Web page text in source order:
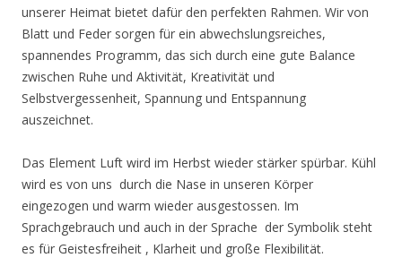
unserer Heimat bietet dafür den perfekten Rahmen. Wir von
Blatt und Feder sorgen für ein abwechslungsreiches,
spannendes Programm, das sich durch eine gute Balance
zwischen Ruhe und Aktivität, Kreativität und
Selbstvergessenheit, Spannung und Entspannung
auszeichnet.
Das Element Luft wird im Herbst wieder stärker spürbar. Kühl
wird es von uns durch die Nase in unseren Körper
eingezogen und warm wieder ausgestossen. Im
Sprachgebrauch und auch in der Sprache der Symbolik steht
es für Geistesfreiheit , Klarheit und große Flexibilität.